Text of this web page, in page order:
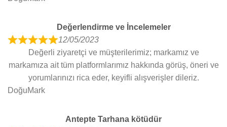
d
u
t
o
f
5
Değerlendirme ve İncelemeler
R
a
t
e
d
12/05/2023
Değerli ziyaretçi ve müşterilerimiz; markamız ve
markamıza ait tüm platformlarımız hakkında görüş, öneri ve
yorumlarınızı rica eder, keyifli alışverişler dileriz.
DoğuMark
Antepte Tarhana kötüdür